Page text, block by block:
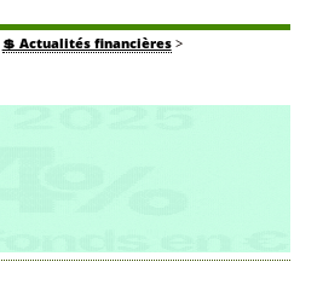
💲 Actualités financières>